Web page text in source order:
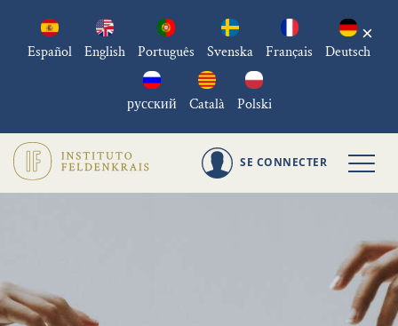
Español English Português Svenska Français Deutsch
русский Català Polski
×
SE CONNECTER